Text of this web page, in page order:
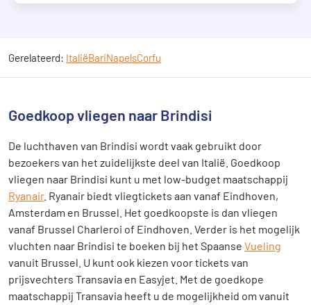
Gerelateerd: ItaliëBariNapelsCorfu
Goedkoop vliegen naar Brindisi
De luchthaven van Brindisi wordt vaak gebruikt door
bezoekers van het zuidelijkste deel van Italië. Goedkoop
vliegen naar Brindisi kunt u met low-budget maatschappij
Ryanair. Ryanair biedt vliegtickets aan vanaf Eindhoven,
Amsterdam en Brussel. Het goedkoopste is dan vliegen
vanaf Brussel Charleroi of Eindhoven. Verder is het mogelijk
vluchten naar Brindisi te boeken bij het Spaanse Vueling
vanuit Brussel. U kunt ook kiezen voor tickets van
prijsvechters Transavia en Easyjet. Met de goedkope
maatschappij Transavia heeft u de mogelijkheid om vanuit